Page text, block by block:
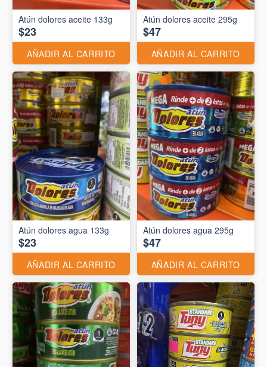
Atún dolores aceite 133g
$23
AÑADIR AL CARRITO
Atún dolores aceite 295g
$47
AÑADIR AL CARRITO
Atún dolores agua 133g
$23
AÑADIR AL CARRITO
Atún dolores agua 295g
$47
AÑADIR AL CARRITO